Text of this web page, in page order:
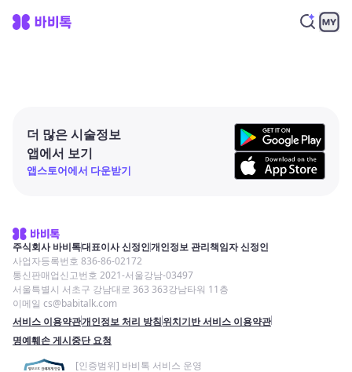
더 많은 시술정보
앱에서 보기
앱스토어에서 다운받기
주식회사 바비톡대표이사 신정인개인정보 관리책임자 신정인
사업자등록번호 836-86-02172
통신판매업신고번호 2021-서울강남-03497
서울특별시 서초구 강남대로 363 363강남타워 11층
이메일 cs@babitalk.com
서비스 이용약관개인정보 처리 방침위치기반 서비스 이용약관
명예훼손 게시중단 요청
[인증범위] 바비톡 서비스 운영